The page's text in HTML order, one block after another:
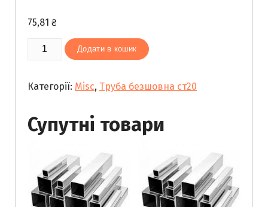
75,81 ₴
Труба
безшовна
кількість
Додати в кошик
Категорії: Misc, Труба безшовна ст20
Супутні товари